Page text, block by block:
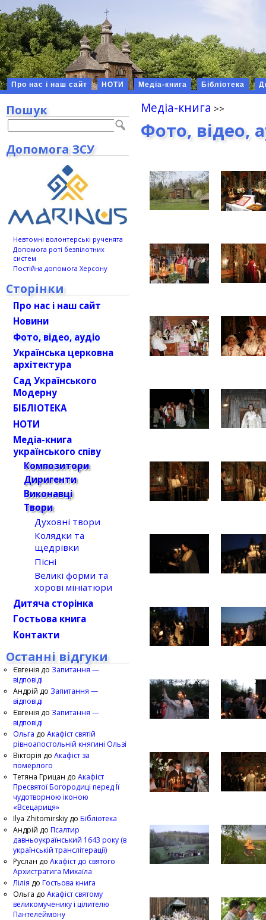
Про нас і наш сайт НОТИ Медіа-книга Бібліотека
Медіа-книга
Фото, відео,
Пошук
Допомога ЗСУ
Невтомні волонтерські рученята
Допомога роті безпілотних
систем
Постійна допомога Херсону
Сторінки
Про нас і наш сайт
Новини
Фото, відео, аудіо
Українська церковна
архітектура
Сад Українського
Модерну
БІБЛІОТЕКА
НОТИ
Медіа-книга
українського співу
Композитори
Диригенти
Виконавці
Твори
Духовні твори
Колядки та
щедрівки
Пісні
Великі форми та
хорові мініатюри
Дитяча сторінка
Гостьова книга
Контакти
Останні відгуки
Євгенія до Запитання —
відповіді
Андрій до Запитання —
відповіді
Євгенія до Запитання —
відповіді
Ольга до Акафіст святій
рівноапостольній княгині Ользі
Вікторія до Акафіст за
померлого
Тетяна Грицан до Акафіст
Пресвятої Богородиці перед Її
чудотворною іконою
«Всецариця»
Ilya Zhitomirskiy до Бібліотека
Андрій до Псалтир
давньоукраїнський 1643 року (в
українській транслітерації)
Руслан до Акафіст до святого
Архистратига Михаїла
Лілія до Гостьова книга
Ольга до Акафіст святому
великомученику і цілителю
Пантелеймону